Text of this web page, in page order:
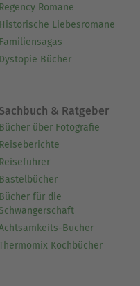
Regency Romane
Historische Liebesromane
Familiensagas
Dystopie Bücher
Sachbuch & Ratgeber
Bücher über Fotografie
Reiseberichte
Reiseführer
Bastelbücher
Bücher für die
Schwangerschaft
Bücher
Kochbücher